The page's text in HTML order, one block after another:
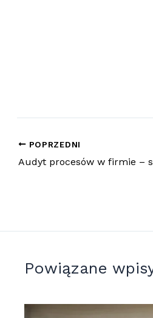
POPRZEDNI
Audyt procesów w firmie –
Powiązane